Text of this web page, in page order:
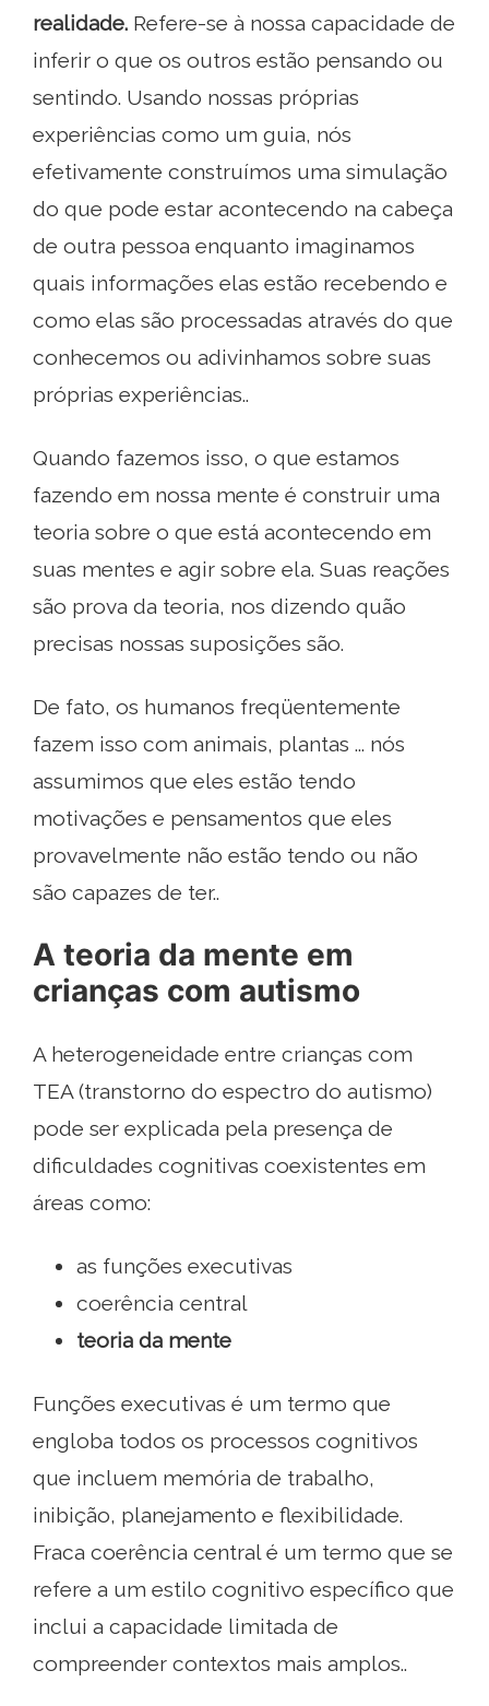
realidade. Refere-se à nossa capacidade de
inferir o que os outros estão pensando ou
sentindo. Usando nossas próprias
experiências como um guia, nós
efetivamente construímos uma simulação
do que pode estar acontecendo na cabeça
de outra pessoa enquanto imaginamos
quais informações elas estão recebendo e
como elas são processadas através do que
conhecemos ou adivinhamos sobre suas
próprias experiências..
Quando fazemos isso, o que estamos
fazendo em nossa mente é construir uma
teoria sobre o que está acontecendo em
suas mentes e agir sobre ela. Suas reações
são prova da teoria, nos dizendo quão
precisas nossas suposições são.
De fato, os humanos freqüentemente
fazem isso com animais, plantas ... nós
assumimos que eles estão tendo
motivações e pensamentos que eles
provavelmente não estão tendo ou não
são capazes de ter..
A teoria da mente em
crianças com autismo
A heterogeneidade entre crianças com
TEA (transtorno do espectro do autismo)
pode ser explicada pela presença de
dificuldades cognitivas coexistentes em
áreas como:
as funções executivas
coerência central
teoria da mente
Funções executivas é um termo que
engloba todos os processos cognitivos
que incluem memória de trabalho,
inibição, planejamento e flexibilidade.
Fraca coerência central é um termo que se
refere a um estilo cognitivo específico que
inclui a capacidade limitada de
compreender contextos mais amplos..